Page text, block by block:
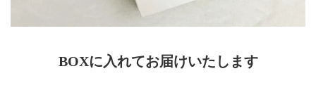
BOXに入れてお届けいたします